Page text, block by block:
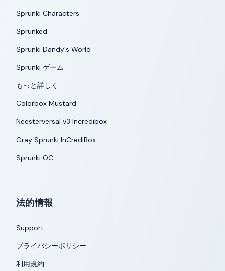
Sprunki Characters
Sprunked
Sprunki Dandy's World
Sprunki ゲーム
もっと詳しく
Colorbox Mustard
Neesterversal v3 Incredibox
Gray Sprunki InCrediBox
Sprunki OC
法的情報
Support
プライバシーポリシー
利用規約